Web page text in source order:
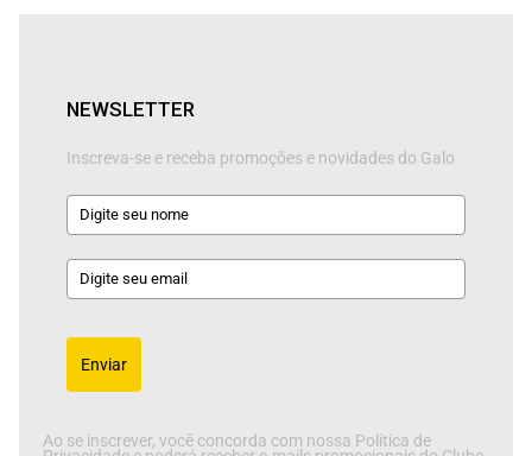
NEWSLETTER
Inscreva-se e receba promoções e novidades do Galo
Enviar
Ao se inscrever, você concorda com nossa Política de